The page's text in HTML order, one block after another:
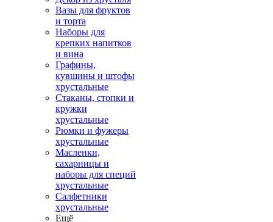
Вазы для фруктов
и торта
Наборы для
крепких напитков
и вина
Графины,
кувшины и штофы
хрустальные
Стаканы, стопки и
кружки
хрустальные
Рюмки и фужеры
хрустальные
Масленки,
сахарницы и
наборы для специй
хрустальные
Салфетники
хрустальные
Ещё